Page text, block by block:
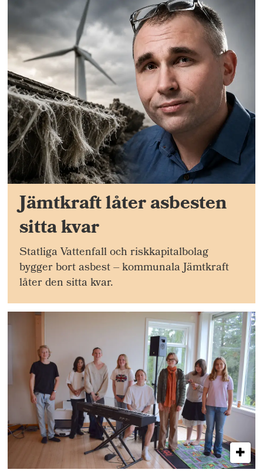
Jämtkraft låter asbesten
sitta kvar
Statliga Vattenfall och riskkapitalbolag
bygger bort asbest – kommunala Jämtkraft
låter den sitta kvar.